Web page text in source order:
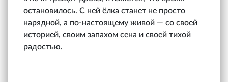
остановилось. С ней ёлка станет не просто
нарядной, а по-настоящему живой — со своей
историей, своим запахом сена и своей тихой
радостью.